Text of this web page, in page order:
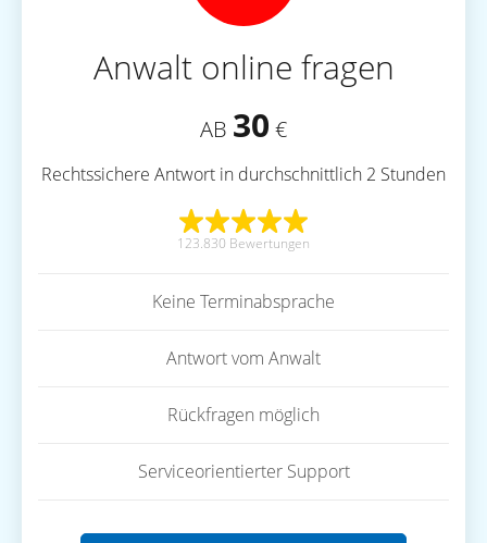
Anwalt online fragen
AB 30 €
Rechtssichere Antwort in durchschnittlich 2 Stunden
123.830 Bewertungen
Keine Terminabsprache
Antwort vom Anwalt
Rückfragen möglich
Serviceorientierter Support